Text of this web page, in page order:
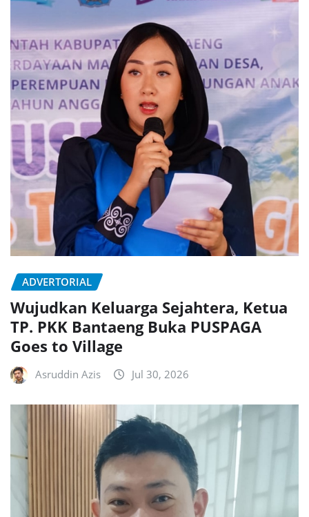
ADVERTORIAL
Wujudkan Keluarga Sejahtera, Ketua
TP. PKK Bantaeng Buka PUSPAGA
Goes to Village
Asruddin Azis Jul 30, 2026